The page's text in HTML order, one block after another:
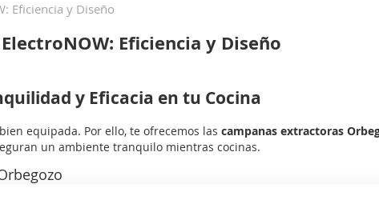
Eficiencia y Diseño
Eficiencia y Diseño
y Eficacia en tu Cocina
equipada. Por ello, te ofrecemos las campanas extractoras
un ambiente tranquilo mientras cocinas.
cualquier cocina.